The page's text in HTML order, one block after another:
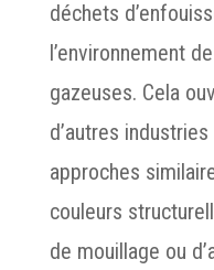
déchets
l’environnement
gazeuses. Cela
d’autres
approches
couleurs
de mouillage ou